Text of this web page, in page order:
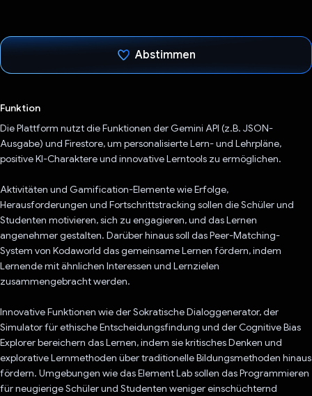
Abstimmen
Funktion
Die Plattform nutzt die Funktionen der Gemini API (z.B. JSON-
Ausgabe) und Firestore, um personalisierte Lern- und Lehrpläne,
positive KI-Charaktere und innovative Lerntools zu ermöglichen.
Aktivitäten und Gamification-Elemente wie Erfolge,
Herausforderungen und Fortschrittstracking sollen die Schüler und
Studenten motivieren, sich zu engagieren, und das Lernen
angenehmer gestalten. Darüber hinaus soll das Peer-Matching-
System von Kodaworld das gemeinsame Lernen fördern, indem
Lernende mit ähnlichen Interessen und Lernzielen
zusammengebracht werden.
Innovative Funktionen wie der Sokratische Dialoggenerator, der
Simulator für ethische Entscheidungsfindung und der Cognitive Bias
Explorer bereichern das Lernen, indem sie kritisches Denken und
explorative Lernmethoden über traditionelle Bildungsmethoden hinaus
fördern. Umgebungen wie das Element Lab sollen das Programmieren
für neugierige Schüler und Studenten weniger einschüchternd